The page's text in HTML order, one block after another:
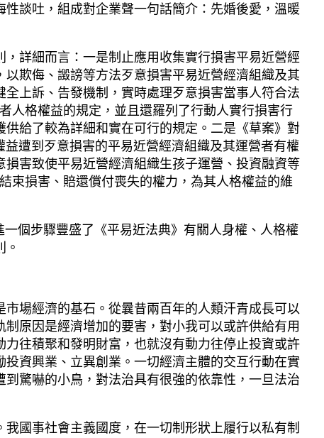
談吐，組成對企業聲一句話簡介：先婚後愛，溫暖
詳細而言：一是制止應用收集實行損害平易近營經
欺侮、譭謗等方法歹意損害平易近營經濟組織及其
上訴、告發機制，實時處理歹意損害當事人符合法
人格權益的規定，並且還羅列了行動人實行損害行
給了較為詳細和實在可行的規定。二是《草案》對
遭到歹意損害的平易近營經濟組織及其運營者有權
害致使平易近營經濟組織生孩子運營、投資融資等
束損害、賠還償付喪失的權力，為其人格權益的維
個步驟豐盛了《平易近法典》有關人身權、人格權
場經濟的基石。從曩昔兩百年的人類汗青成長可以
原因是經濟增加的要害，對小我可以或許供給有用
往積聚和發明財富，也就沒有動力往停止投資或許
資興業、立異創業。一切經濟主體的交互行動在實
驚嚇的小鳥，對法治具有很強的依靠性，一旦法治
國事社會主義國度，在一切制形狀上履行以私有制